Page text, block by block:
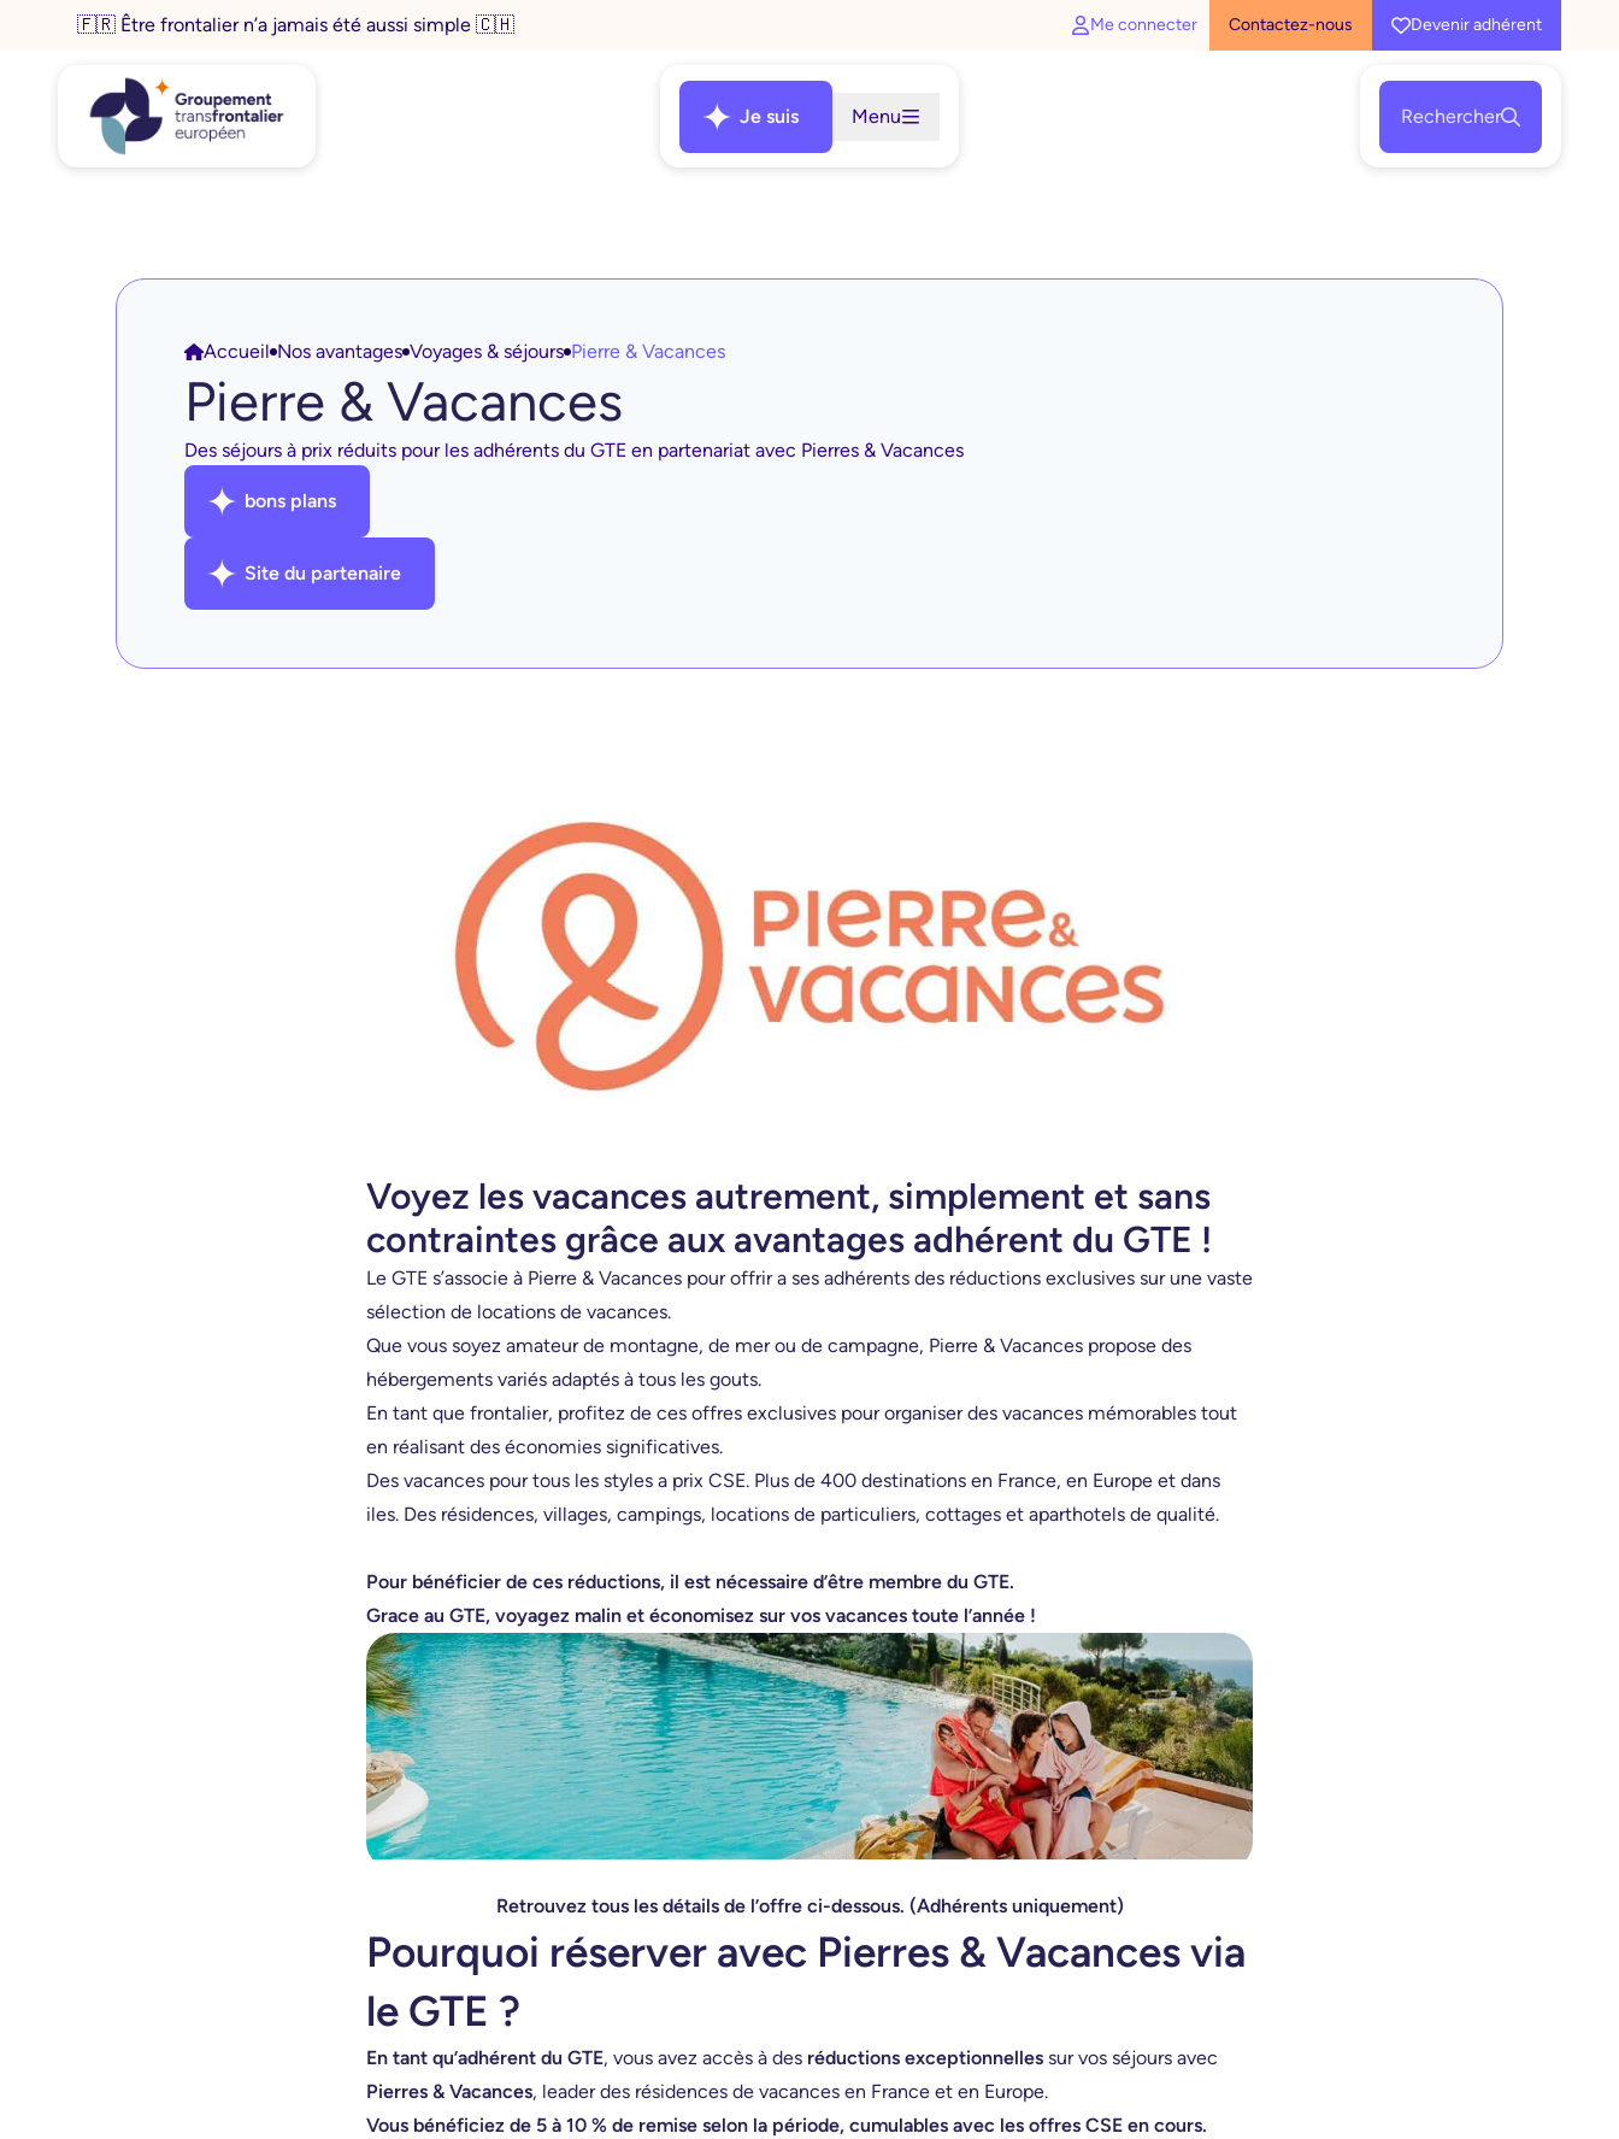
🇫🇷 Être frontalier n’a jamais été aussi simple 🇨🇭 Me connecter Contactez-nous Devenir adhérent
Rechercher
Je suis Menu
Accueil Nos avantages Voyages & séjours Pierre & Vacances
Pierre & Vacances
Des séjours à prix réduits pour les adhérents du GTE en partenariat avec Pierres & Vacances
bons plans
Site du partenaire
Voyez les vacances autrement, simplement et sans
contraintes grâce aux avantages adhérent du GTE !
Le GTE s’associe à Pierre & Vacances pour offrir a ses adhérents des réductions exclusives sur une vaste
sélection de locations de vacances.
Que vous soyez amateur de montagne, de mer ou de campagne, Pierre & Vacances propose des
hébergements variés adaptés à tous les gouts.
En tant que frontalier, profitez de ces offres exclusives pour organiser des vacances mémorables tout
en réalisant des économies significatives.
Des vacances pour tous les styles a prix CSE. Plus de 400 destinations en France, en Europe et dans
iles. Des résidences, villages, campings, locations de particuliers, cottages et aparthotels de qualité.
Pour bénéficier de ces réductions, il est nécessaire d’être membre du GTE.
Grace au GTE, voyagez malin et économisez sur vos vacances toute l’année !
Retrouvez tous les détails de l’offre ci-dessous. (Adhérents uniquement)
Pourquoi réserver avec Pierres & Vacances via
le GTE ?
En tant qu’adhérent du GTE, vous avez accès à des réductions exceptionnelles sur vos séjours avec
Pierres & Vacances, leader des résidences de vacances en France et en Europe.
Vous bénéficiez de 5 à 10 % de remise selon la période, cumulables avec les offres CSE en cours.